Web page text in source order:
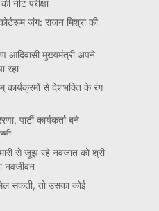
नीट परीक्षा
जंग: राजन मिश्रा की
आदिवासी मुख्यमंत्री अपने
रहा
कार्यक्रमों से देशभक्ति के रंग
पार्टी कार्यकर्ता बने
से जूझ रहे नवजात को श्री
नवजीवन
सकती, तो उसका कोई